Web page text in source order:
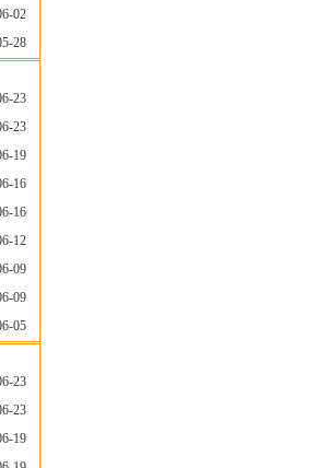
02
28
23
23
19
16
16
12
09
09
05
23
23
19